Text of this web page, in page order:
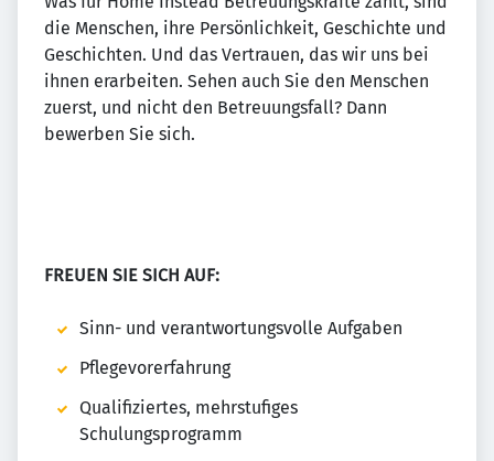
die Menschen, ihre Persönlichkeit, Geschichte und
Geschichten. Und das Vertrauen, das wir uns bei
ihnen erarbeiten. Sehen auch Sie den Menschen
zuerst, und nicht den Betreuungsfall? Dann
bewerben Sie sich.
FREUEN SIE SICH AUF:
Sinn- und verantwortungsvolle Aufgaben
Pflegevorerfahrung
Qualifiziertes, mehrstufiges
Schulungsprogramm